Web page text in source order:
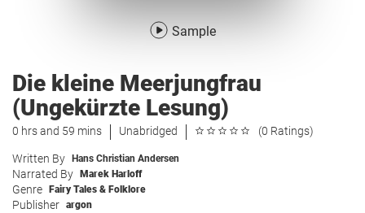
Sample
Die kleine Meerjungfrau
(Ungekürzte Lesung)
0 hrs and 59 mins Unabridged (0 Ratings)
Written By Hans Christian Andersen
Narrated By Marek Harloff
Genre Fairy Tales & Folklore
Publisher argon